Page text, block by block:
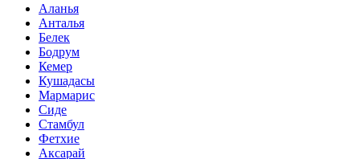
Аланья
Анталья
Белек
Бодрум
Кемер
Кушадасы
Мармарис
Сиде
Стамбул
Фетхие
Аксарай